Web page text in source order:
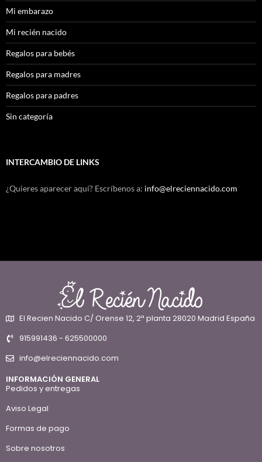
Mi embarazo
Mi recién nacido
Regalos para bebés
Regalos para madres
Regalos para padres
Sin categoría
INTERCAMBIO DE LINKS
¿Quieres aparecer aquí? Escríbenos a: info@elreciennacido.com
El Recien Nacido C/ Orense 12, 2ª planta 28020 Madrid España
915991436 - 625500000
info@elreciennacido.com
INFORMACIÓN GENERAL
Pedidos y entregas
Aviso Legal
Formas de pago
Sobre nosotros